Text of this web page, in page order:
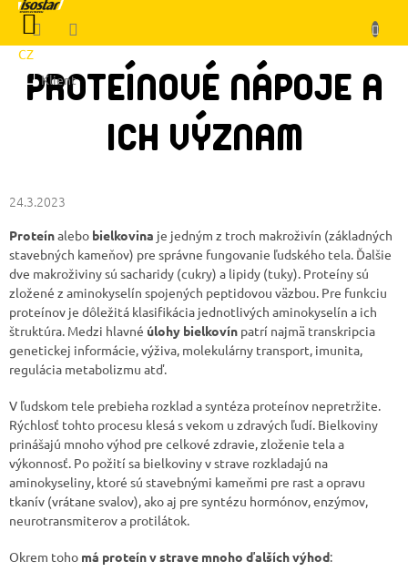
Prejsť
obsah
CZ
Klient
NÁKUPNÝ
KOŠÍK
PROTEÍNOVÉ NÁPOJE A
ICH VÝZNAM
24.3.2023
Proteínalebo bielkovina je jedným z troch makroživín (základných
stavebných kameňov) pre správne fungovanie ľudského tela. Ďalšie
dve makroživiny sú sacharidy (cukry) a lipidy (tuky). Proteíny sú
zložené z aminokyselín spojených peptidovou väzbou. Pre funkciu
proteínov je dôležitá klasifikácia jednotlivých aminokyselín a ich
štruktúra. Medzi hlavné úlohy bielkovín patrí najmä transkripcia
genetickej informácie, výživa, molekulárny transport, imunita,
regulácia metabolizmu atď.
V ľudskom tele prebieha rozklad a syntéza proteínov nepretržite.
Rýchlosť tohto procesu klesá s vekom u zdravých ľudí. Bielkoviny
prinášajú mnoho výhod pre celkové zdravie, zloženie tela a
výkonnosť. Po požití sa bielkoviny v strave rozkladajú na
aminokyseliny, ktoré sú stavebnými kameňmi pre rast a opravu
tkanív (vrátane svalov), ako aj pre syntézu hormónov, enzýmov,
neurotransmiterov a protilátok.
Okrem toho má proteín v strave mnoho ďalších výhod: